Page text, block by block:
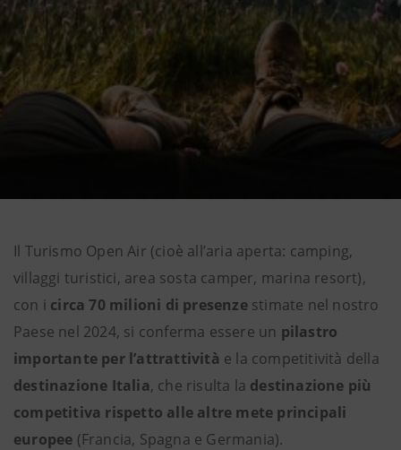
Il Turismo Open Air (cioè all’aria aperta: camping,
villaggi turistici, area sosta camper, marina resort),
con i circa 70 milioni di presenzestimate nel nostro
Paese nel 2024, si conferma essere un pilastro
importante per l’attrattività e la competitività della
destinazione Italia, che risulta la destinazione più
competitiva rispetto alle altre mete principali
europee (Francia, Spagna e Germania).